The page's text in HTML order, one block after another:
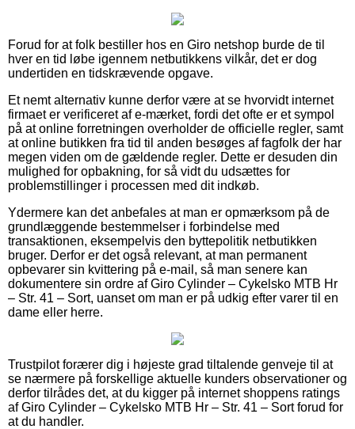
Forud for at folk bestiller hos en Giro netshop burde de til
hver en tid løbe igennem netbutikkens vilkår, det er dog
undertiden en tidskrævende opgave.
Et nemt alternativ kunne derfor være at se hvorvidt internet
firmaet er verificeret af e-mærket, fordi det ofte er et sympol
på at online forretningen overholder de officielle regler, samt
at online butikken fra tid til anden besøges af fagfolk der har
megen viden om de gældende regler. Dette er desuden din
mulighed for opbakning, for så vidt du udsættes for
problemstillinger i processen med dit indkøb.
Ydermere kan det anbefales at man er opmærksom på de
grundlæggende bestemmelser i forbindelse med
transaktionen, eksempelvis den byttepolitik netbutikken
bruger. Derfor er det også relevant, at man permanent
opbevarer sin kvittering på e-mail, så man senere kan
dokumentere sin ordre af Giro Cylinder – Cykelsko MTB Hr
– Str. 41 – Sort, uanset om man er på udkig efter varer til en
dame eller herre.
Trustpilot forærer dig i højeste grad tiltalende genveje til at
se nærmere på forskellige aktuelle kunders observationer og
derfor tilrådes det, at du kigger på internet shoppens ratings
af Giro Cylinder – Cykelsko MTB Hr – Str. 41 – Sort forud for
at du handler.